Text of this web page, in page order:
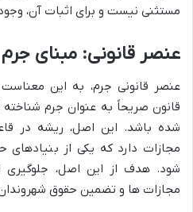
مستثنی نیست و برای اثبات آن،
عنصر قانونی: مبنای جرم
عنصر قانونی جرم، به این
قانون صریحاً به عنوان جرم
شده باشد. این اصل، ریشه در
مجازات دارد که یکی از
مجازات ها و تضمین حقوق